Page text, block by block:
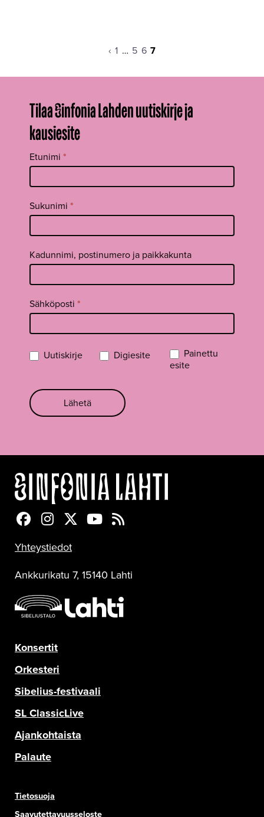
‹ Edellinen
Sivu
1 … Sivu
5 Sivu
6 Sivu
7
Tilaa Sinfonia Lahden uutiskirje ja
kausiesite
Tilaa
uutiskirje
footer FI
Etunimi *
Sukunimi *
Kadunnimi, postinumero ja paikkakunta
Sähköposti *
Uutiskirje Digiesite
Painettu
esite
Lähetä
Sinfonia Lahti Facebookissa
Sinfonia Lahti Instagramissa
Sinfonia Lahti Twitterissä
Sinfonia Lahti YouTubessa
Sinfonia Lahti RSS-feed
Yhteystiedot
Ankkurikatu 7, 15140 Lahti
Konsertit
Orkesteri
Sibelius-festivaali
SL ClassicLive
Ajankohtaista
Palaute
Tietosuoja
Saavutettavuusseloste